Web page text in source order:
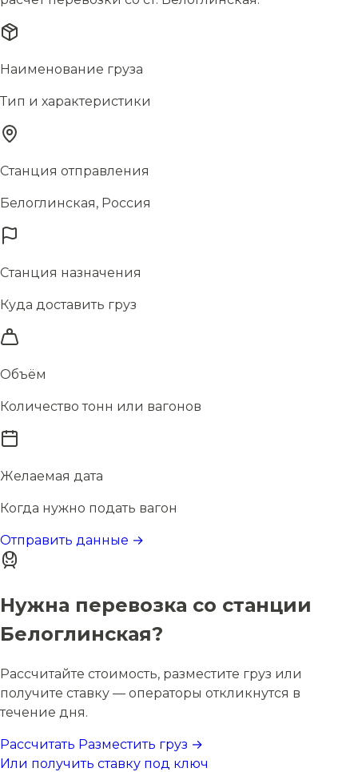
Наименование груза
Тип и характеристики
Станция отправления
Белоглинская, Россия
Станция назначения
Куда доставить груз
Объём
Количество тонн или вагонов
Желаемая дата
Когда нужно подать вагон
Отправить данные →
Нужна перевозка со станции
Белоглинская?
Рассчитайте стоимость, разместите груз или
получите ставку — операторы откликнутся в
течение дня.
Рассчитать Разместить груз →
Или получить ставку под ключ